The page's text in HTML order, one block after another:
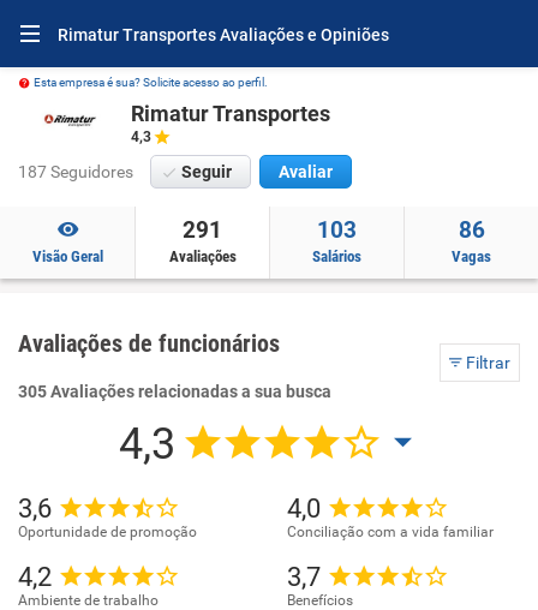
Rimatur Transportes Avaliações e Opiniões
Esta empresa é sua? Solicite acesso ao perfil.
Rimatur Transportes
4,3
187 Seguidores Seguir Avaliar
Visão Geral
291
Avaliações
103
Salários
86
Vagas
Avaliações de funcionários
Filtrar
305 Avaliações relacionadas a sua busca
4,3
3,6
Oportunidade de promoção
4,0
Conciliação com a vida familiar
4,2
Ambiente de trabalho
3,7
Benefícios